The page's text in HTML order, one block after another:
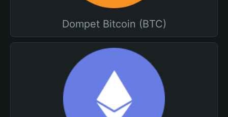
Dompet Bitcoin (BTC)